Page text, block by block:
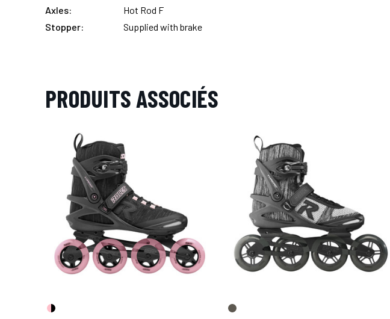
Axles:
Hot Rod F
Stopper:
Supplied with brake
PRODUITS ASSOCIÉS